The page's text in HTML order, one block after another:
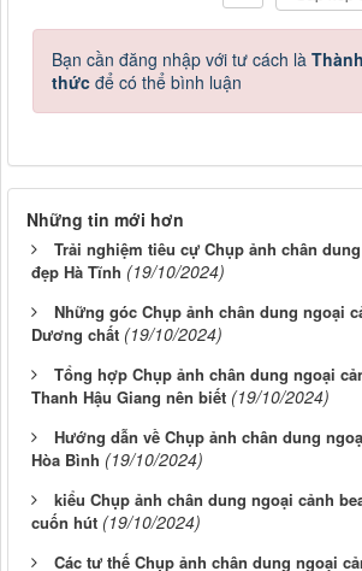
Bạn cần đăng nhập với tư cách là
thức để có thể bình luận
Những tin mới hơn
Trải nghiệm tiêu cự Chụp ảnh chân
đẹp Hà Tĩnh (19/10/2024)
Những góc Chụp ảnh chân dung ngoại
Dương chất (19/10/2024)
Tổng hợp Chụp ảnh chân dung ngoại
Thanh Hậu Giang nên biết (19/10/2024)
Hướng dẫn về Chụp ảnh chân dung
Hòa Bình (19/10/2024)
kiểu Chụp ảnh chân dung ngoại cảnh
cuốn hút (19/10/2024)
Các tư thế Chụp ảnh chân dung ngoại